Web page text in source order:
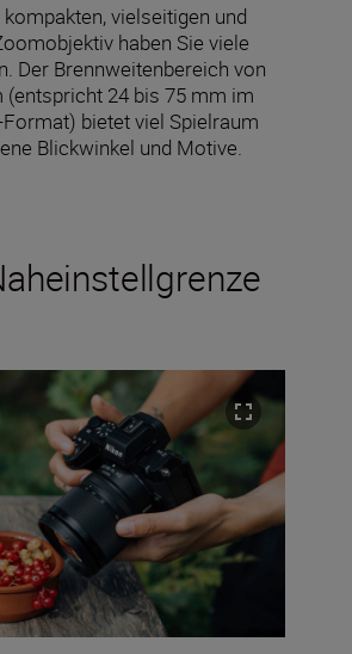
vielseitigen und
haben Sie viele
Der Brennweitenbereich von
(entspricht 24 bis 75 mm im
bietet viel Spielraum
Blickwinkel und Motive.